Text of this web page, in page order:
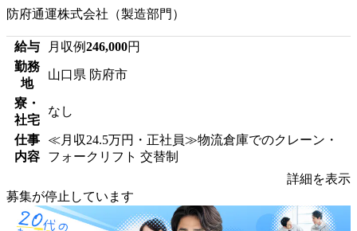
防府通運株式会社（製造部門）
給与 月収例246,000円
勤務
地
山口県 防府市
寮・
社宅
なし
仕事
内容
≪月収24.5万円・正社員≫物流倉庫でのクレーン・
フォークリフト 交替制
詳細を表示
募集が停止しています